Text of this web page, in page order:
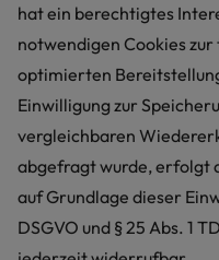
hat ein berechtigtes
notwendigen Cookies
optimierten
Einwilligung zur
vergleichbaren
abgefragt wurde, erfolgt
auf Grundlage dieser
DSGVO und § 25 Abs. 1